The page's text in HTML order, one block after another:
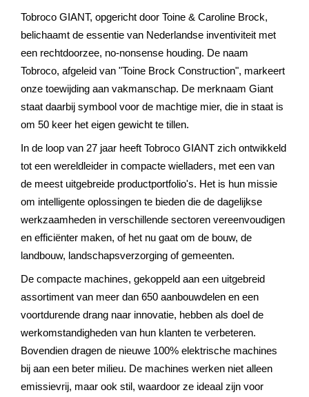
Tobroco GIANT, opgericht door Toine & Caroline Brock,
belichaamt de essentie van Nederlandse inventiviteit met
een rechtdoorzee, no-nonsense houding. De naam
Tobroco, afgeleid van "Toine Brock Construction", markeert
onze toewijding aan vakmanschap. De merknaam Giant
staat daarbij symbool voor de machtige mier, die in staat is
om 50 keer het eigen gewicht te tillen.
In de loop van 27 jaar heeft Tobroco GIANT zich ontwikkeld
tot een wereldleider in compacte wielladers, met een van
de meest uitgebreide productportfolio's. Het is hun missie
om intelligente oplossingen te bieden die de dagelijkse
werkzaamheden in verschillende sectoren vereenvoudigen
en efficiënter maken, of het nu gaat om de bouw, de
landbouw, landschapsverzorging of gemeenten.
De compacte machines, gekoppeld aan een uitgebreid
assortiment van meer dan 650 aanbouwdelen en een
voortdurende drang naar innovatie, hebben als doel de
werkomstandigheden van hun klanten te verbeteren.
Bovendien dragen de nieuwe 100% elektrische machines
bij aan een beter milieu. De machines werken niet alleen
emissievrij, maar ook stil, waardoor ze ideaal zijn voor